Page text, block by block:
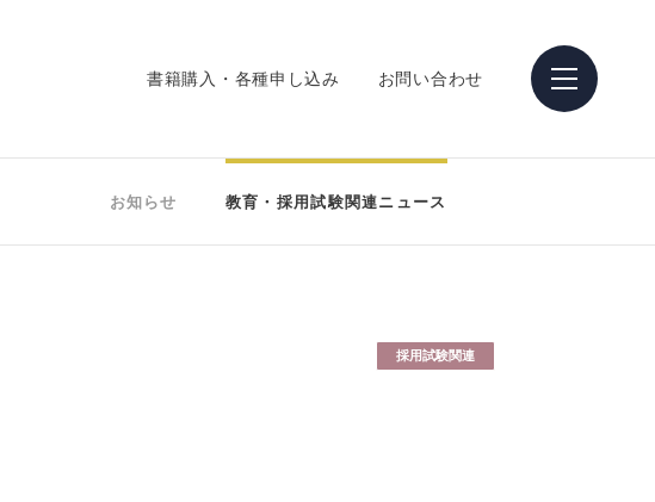
書籍購入・各種申し込み お問い合わせ
お知らせ 教育・採用試験関連ニュース
採用試験関連